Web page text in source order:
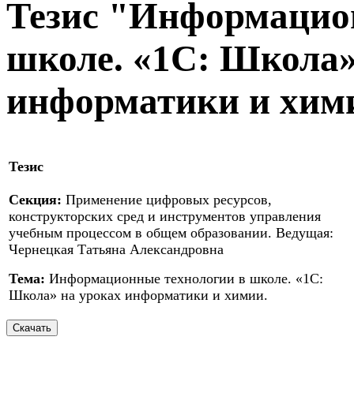
Тезис
школе. «1С:
информатики и
Тезис
Секция: Применение цифровых ресурсов,
конструкторских сред и инструментов управления
учебным процессом в общем образовании. Ведущая:
Чернецкая Татьяна Александровна
Тема: Информационные технологии в школе. «1С:
Школа» на уроках информатики и химии.